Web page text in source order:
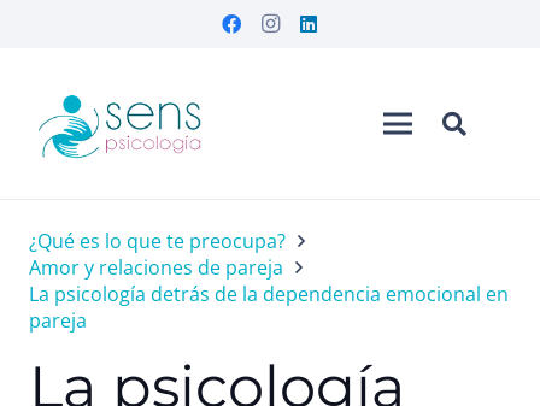
¿Qué es lo que te preocupa?
Amor y relaciones de pareja
La psicología detrás de la dependencia emocional en
pareja
La psicología